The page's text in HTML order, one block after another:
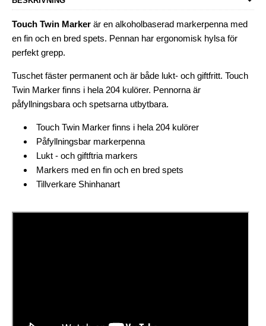
Touch Twin Marker är en alkoholbaserad markerpenna med
en fin och en bred spets. Pennan har ergonomisk hylsa för
perfekt grepp.
Tuschet fäster permanent och är både lukt- och giftfritt. Touch
Twin Marker finns i hela 204 kulörer. Pennorna är
påfyllningsbara och spetsarna utbytbara.
Touch Twin Marker finns i hela 204 kulörer
Påfyllningsbar markerpenna
Lukt - och giftftria markers
Markers med en fin och en bred spets
Tillverkare Shinhanart